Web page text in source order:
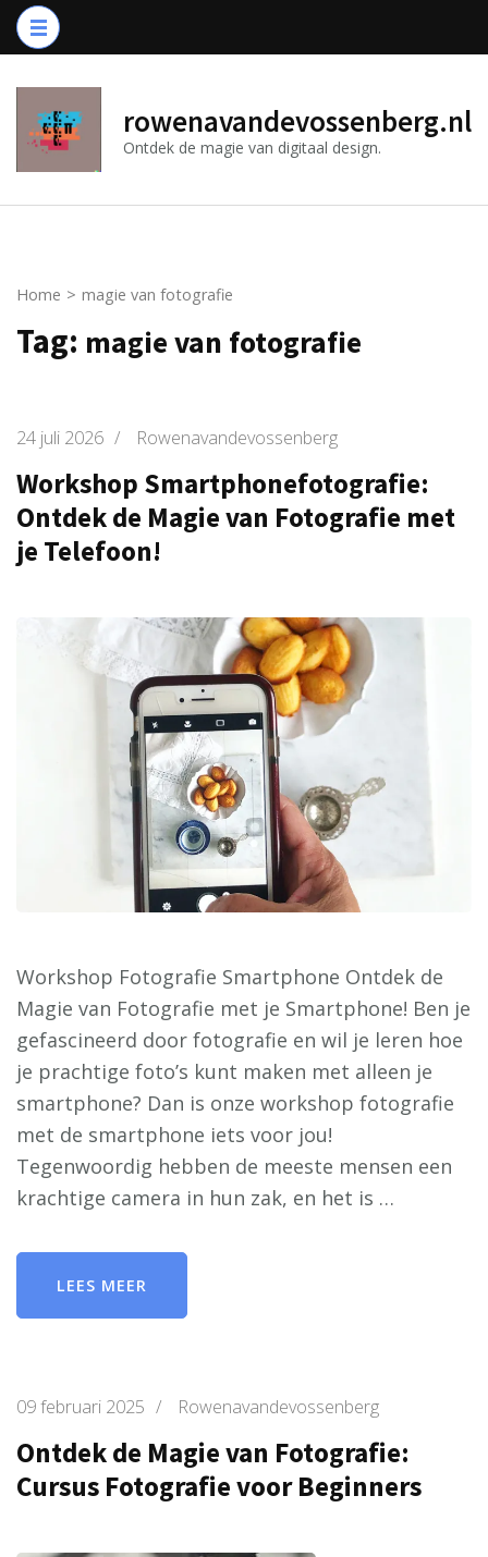
Ga
naar
(druk
Enter)
rowenavandevossenberg.nl
Ontdek de magie van digitaal design.
Home > magie van fotografie
Tag: magie van fotografie
24 juli 2026 / Rowenavandevossenberg
Workshop Smartphonefotografie:
Ontdek de Magie van Fotografie met
je Telefoon!
Workshop Fotografie Smartphone Ontdek de
Magie van Fotografie met je Smartphone! Ben je
gefascineerd door fotografie en wil je leren hoe
je prachtige foto’s kunt maken met alleen je
smartphone? Dan is onze workshop fotografie
met de smartphone iets voor jou!
Tegenwoordig hebben de meeste mensen een
krachtige camera in hun zak, en het is …
LEES MEER
09 februari 2025 / Rowenavandevossenberg
Ontdek de Magie van Fotografie:
Cursus Fotografie voor Beginners